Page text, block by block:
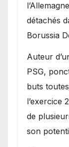
détachés
Borussia
Auteur
PSG,
buts
l’exercice
de
son